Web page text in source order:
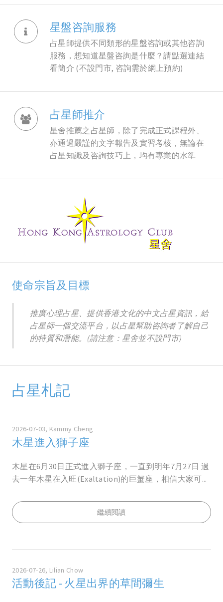
星盤咨詢服務
占星師提供不同類形的星盤咨詢或其他咨詢
服務，想知道星盤咨詢是什麼？請點選連結
看簡介 (不設門市, 咨詢需於網上預約)
占星師推介
星舍推薦之占星師，除了完成正式課程外、
亦通過嚴謹的文字報告及實習考核，無論在
占星知識及咨詢技巧上，均有專業的水準
使命宗旨及目標
推廣心理占星、提供香港文化的中文占星資訊，給
占星師一個交流平台，以占星幫助咨詢者了解自己
的特質和潛能。(請注意：星舍並不設門市)
占星札記
2026-07-03, Kammy Cheng
木星進入獅子座
木星在6月30日正式進入獅子座，一直到明年7月27日 過
去一年木星在入旺(Exaltation)的巨蟹座，相信大家可...
繼續閱讀
2026-07-26, Lilian Chow
活動後記 - 火星出界的草間彌生